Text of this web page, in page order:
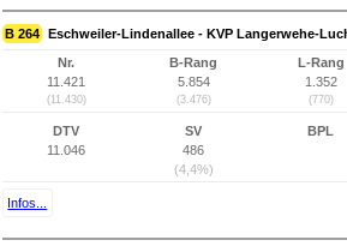
B 264 Eschweiler-Lindenallee - KVP Langerwehe-
Nr.
11.421
(11.430)
B-Rang
5.854
(3.476)
L-Rang
1.352
(770)
DTV
11.046
SV
486
(4,4%)
BPL
Infos...